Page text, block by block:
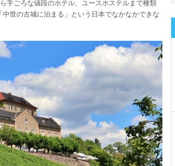
手ごろな値段のホテル、ユースホステルまで種類
世の古城に泊まる」という日本でなかなかできな